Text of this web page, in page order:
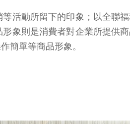
活動所留下的印象；以全聯
象則是消費者對企業所提供
簡單等商品形象。